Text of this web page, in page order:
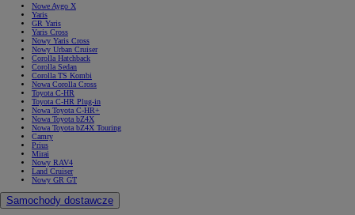
Nowe Aygo X
Yaris
GR Yaris
Yaris Cross
Nowy Yaris Cross
Nowy Urban Cruiser
Corolla Hatchback
Corolla Sedan
Corolla TS Kombi
Nowa Corolla Cross
Toyota C-HR
Toyota C-HR Plug-in
Nowa Toyota C-HR+
Nowa Toyota bZ4X
Nowa Toyota bZ4X Touring
Camry
Prius
Mirai
Nowy RAV4
Land Cruiser
Nowy GR GT
Samochody dostawcze